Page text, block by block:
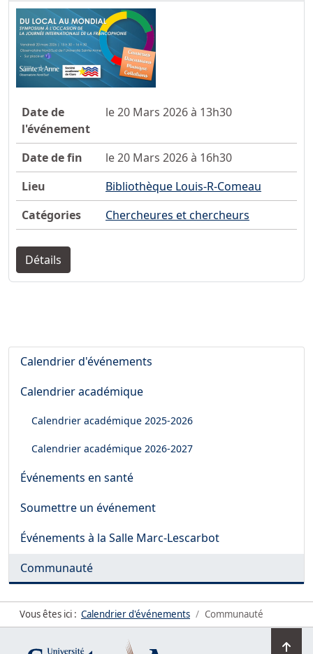
Date de
l'événement
le 20 Mars 2026 à 13h30
Date de fin
le 20 Mars 2026 à 16h30
Lieu
Bibliothèque Louis-R-Comeau
Catégories
Chercheures et chercheurs
Détails
Calendrier d'événements
Calendrier académique
Calendrier académique 2025-2026
Calendrier académique 2026-2027
Événements en santé
Soumettre un événement
Événements à la Salle Marc-Lescarbot
Communauté
Vous êtes ici : Calendrier d'événements Communauté